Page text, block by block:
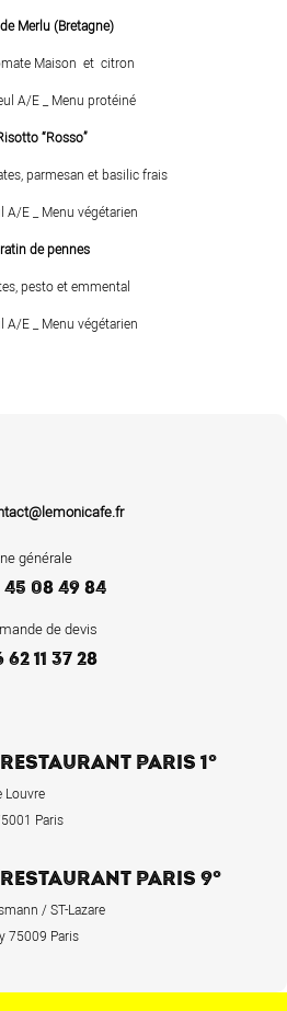
!
Merlu (Bretagne)
Maison et citron
A/E _ Menu protéiné
“Rosso”
parmesan et basilic frais
A/E _ Menu végétarien
de pennes
pesto et emmental
A/E _ Menu végétarien
générale
45 08 49 84
de devis
62 11 37 28
PARIS 1°
Louvre
Paris
PARIS 9°
/ ST-Lazare
75009 Paris